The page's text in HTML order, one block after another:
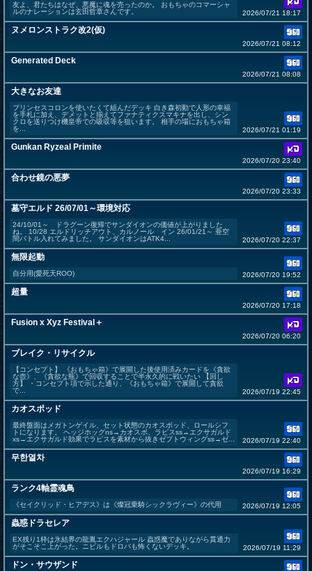
友よ、君たちはなぜ、悪魔に魂を売ったのか。 おもちゃのコマーシャ
ルのナレーションは玄田哲章さんです。
2026/07/21 18:17
ヌメロンストラク改2(仮)
2026/07/21 08:12
Generated Deck
2026/07/21 08:08
大きなお友達
プリンセスコロンを使いたくて組んだデッキ 白き森初動で人形の幸福
を手札に加え、デメットと揃えてファナティクスマキナを出し、シン
クロを送りつけ機皇帝での吸収等を狙います。 相手の場におもちゃ箱
を...
2026/07/21 01:19
Gunkan Ryzeal Primite
2026/07/20 23:40
合わせ鏡の悪夢
2026/07/20 23:33
墓守エルド 26/07/01～環境対応
24/10/01～ ドラグーン復帰でサンダイオンの価値が上がりました
ね。 10/28 エルドリッチアウト、カルノール イン 26/01/21～ 亜空
間バトル入れてみました。 サンダイオンはATK4...
2026/07/20 22:37
無限起動
自分用(愛死天ROO) 2026/07/20 19:52
超量
2026/07/20 17:18
Fusion x Xyz Festival＋
2026/07/20 06:20
ブレイク・リサイクル
【コンセプト】 《おもちゃ箱》で展開した後使用済みカードを《貪欲
な壺》、《貪欲な瓶》で回収することで半永久的に戦いたい 【回し
方】 ・コンセプト項で示した通り、《おもちゃ箱》で展開して貪欲
で...
2026/07/19 22:45
カオスポッド
最終盤面はメガトンゲイル、セット状態のカオスポッド、ロールシフ
トになります。 ヘッジホッグns→カオスポ、ラピスss→エクサガルド
xs→エクサガルド効果でラピスを素材から抜きゼプトウィングss→ゼ...
2026/07/19 22:40
무한열차
2026/07/19 16:29
ランク4軸霊魂鳥
《セイクリッド・ヒアデス》は《燦冠乗騎シックラヴィー》の代用 2026/07/19 12:05
蟲惑ドラセレア
EX残り1枠は氷結界の龍胤エクハジャール 蟲惑魔でありながら貫通力
がそこそこ上がった。ニビルもドロバも怖くないデッキ。
2026/07/19 11:29
ドン・サウザンド